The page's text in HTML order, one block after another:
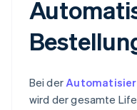
Bei der
wird der gesamte